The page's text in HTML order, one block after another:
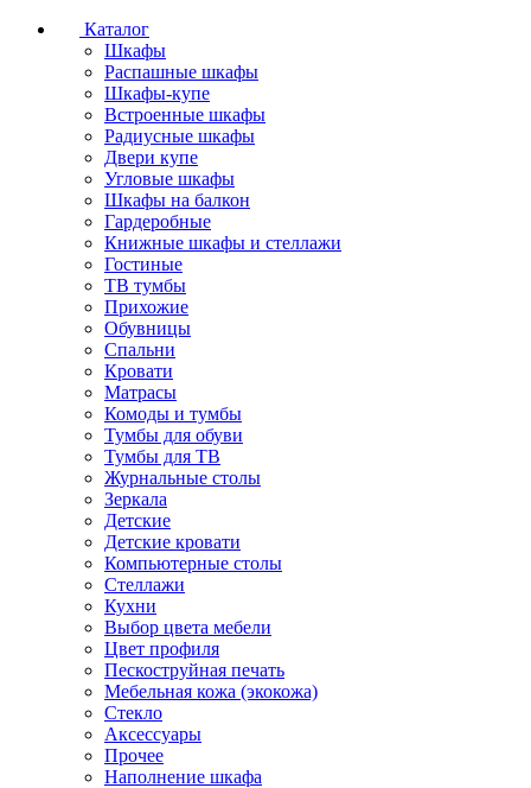
Каталог
Шкафы
Распашные шкафы
Шкафы-купе
Встроенные шкафы
Радиусные шкафы
Двери купе
Угловые шкафы
Шкафы на балкон
Гардеробные
Книжные шкафы и стеллажи
Гостиные
ТВ тумбы
Прихожие
Обувницы
Спальни
Кровати
Матрасы
Комоды и тумбы
Тумбы для обуви
Тумбы для ТВ
Журнальные столы
Зеркала
Детские
Детские кровати
Компьютерные столы
Стеллажи
Кухни
Выбор цвета мебели
Цвет профиля
Пескоструйная печать
Мебельная кожа (экокожа)
Стекло
Аксессуары
Прочее
Наполнение шкафа